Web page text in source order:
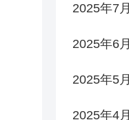
2025年7月
2025年6月
2025年5月
2025年4月